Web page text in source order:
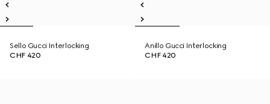
Sello Gucci Interlocking
CHF 420
Anillo Gucci Interlocking
CHF 420